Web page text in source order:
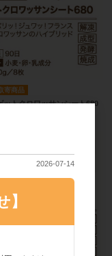
寄商品
ットクロワッサンシート680
2026-07-14
】